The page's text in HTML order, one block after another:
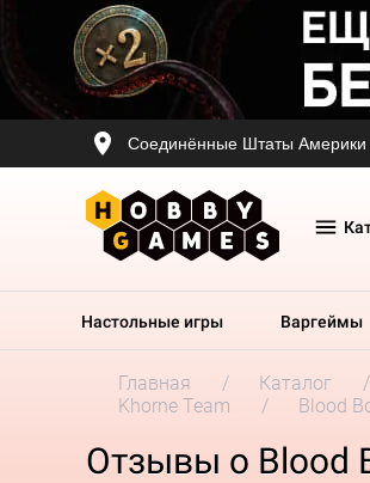
Соединённые Штаты Америки
Настольные игры Варгеймы
Главная Каталог
Khorne Team
Blood
Отзывы о Blood